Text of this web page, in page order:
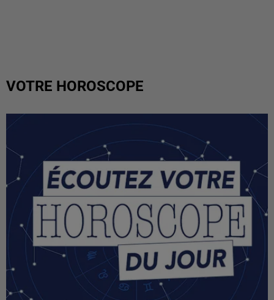
VOTRE HOROSCOPE